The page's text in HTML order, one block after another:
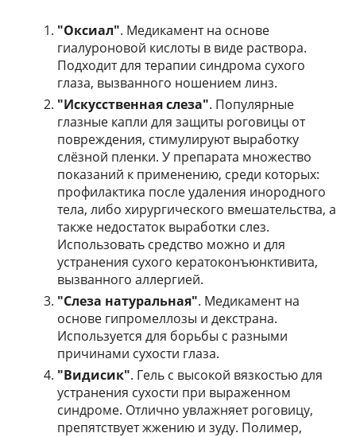
"Оксиал". Медикамент на основе
гиалуроновой кислоты в виде раствора.
Подходит для терапии синдрома сухого
глаза, вызванного ношением линз.
"Искусственная слеза". Популярные
глазные капли для защиты роговицы от
повреждения, стимулируют выработку
слёзной пленки. У препарата множество
показаний к применению, среди которых:
профилактика после удаления инородного
тела, либо хирургического вмешательства, а
также недостаток выработки слез.
Использовать средство можно и для
устранения сухого кератоконъюнктивита,
вызванного аллергией.
"Слеза натуральная". Медикамент на
основе гипромеллозы и декстрана.
Используется для борьбы с разными
причинами сухости глаза.
"Видисик". Гель с высокой вязкостью для
устранения сухости при выраженном
синдроме. Отлично увлажняет роговицу,
препятствует жжению и зуду. Полимер,